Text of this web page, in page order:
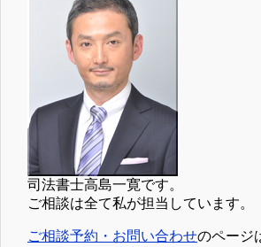
司法書士高島一寛です。
ご相談は全て私が担当しています。
ご相談予約・お問い合わせのページ